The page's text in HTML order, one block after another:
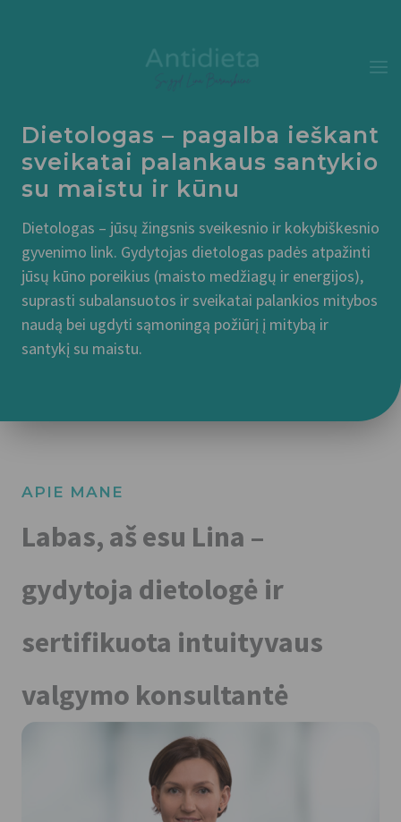
Dietologas – pagalba ieškant
sveikatai palankaus santykio
su maistu ir kūnu
Dietologas – jūsų žingsnis sveikesnio ir kokybiškesnio
gyvenimo link. Gydytojas dietologas padės atpažinti
jūsų kūno poreikius (maisto medžiagų ir energijos),
suprasti subalansuotos ir sveikatai palankios mitybos
naudą bei ugdyti sąmoningą požiūrį į mitybą ir
santykį su maistu.
APIE MANE
Labas, aš esu Lina –
gydytoja dietologė ir
sertifikuota intuityvaus
valgymo konsultantė